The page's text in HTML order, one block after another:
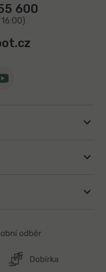
600